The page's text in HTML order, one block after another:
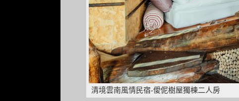
清境雲南風情民宿-僾伲樹屋獨棟二人房